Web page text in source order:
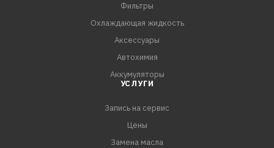
Фильтры
Охлаждающая жидкость
Аксессуары
Автохимия
Аккумуляторы
УСЛУГИ
Запись на сервис
Цены
Замена масла